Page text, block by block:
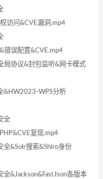
访问&CVE漏洞.mp4
错误配置&CVE.mp4
局协议&封包监听&网卡模式
&HW2023-WPS分析
全
复现.mp4
&Solr搜索&Shiro身份
&Jackson&FastJson各版本